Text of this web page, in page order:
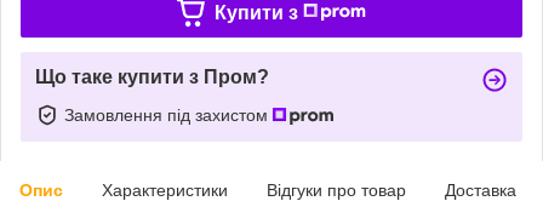
Купити з
Що таке купити з Пром?
Замовлення під захистом
Опис Характеристики Відгуки про товар Доставка